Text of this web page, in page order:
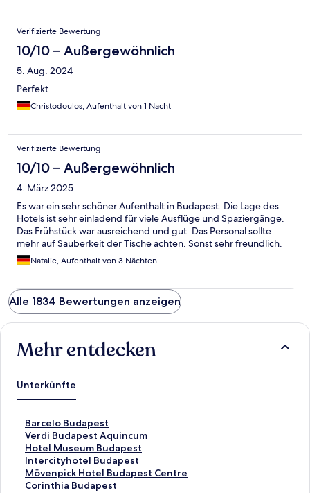
Verifizierte Bewertung
10/10 – Außergewöhnlich
5. Aug. 2024
Perfekt
Christodoulos, Aufenthalt von 1 Nacht
Verifizierte Bewertung
10/10 – Außergewöhnlich
4. März 2025
Es war ein sehr schöner Aufenthalt in Budapest. Die Lage des
Hotels ist sehr einladend für viele Ausflüge und Spaziergänge.
Das Frühstück war ausreichend und gut. Das Personal sollte
mehr auf Sauberkeit der Tische achten. Sonst sehr freundlich.
Natalie, Aufenthalt von 3 Nächten
Alle 1834 Bewertungen anzeigen
Mehr entdecken
Unterkünfte
Barcelo Budapest
L
i
n
k
,
d
Verdi Budapest Aquincum
L
i
n
k
,
Hotel Museum Budapest
L
i
n
k
Intercityhotel Budapest
L
i
n
Mövenpick Hotel Budapest Centre
L
iCorinthia Budapest
L